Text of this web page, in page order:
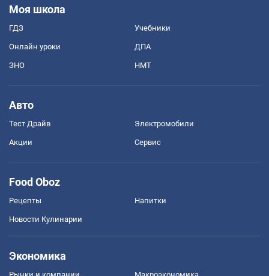
Моя школа
ГДЗ Учебники
Онлайн уроки ДПА
ЗНО НМТ
Авто
Тест Драйв Электромобили
Акции Сервис
Food Oboz
Рецепты Напитки
Новости Кулинарии
Экономика